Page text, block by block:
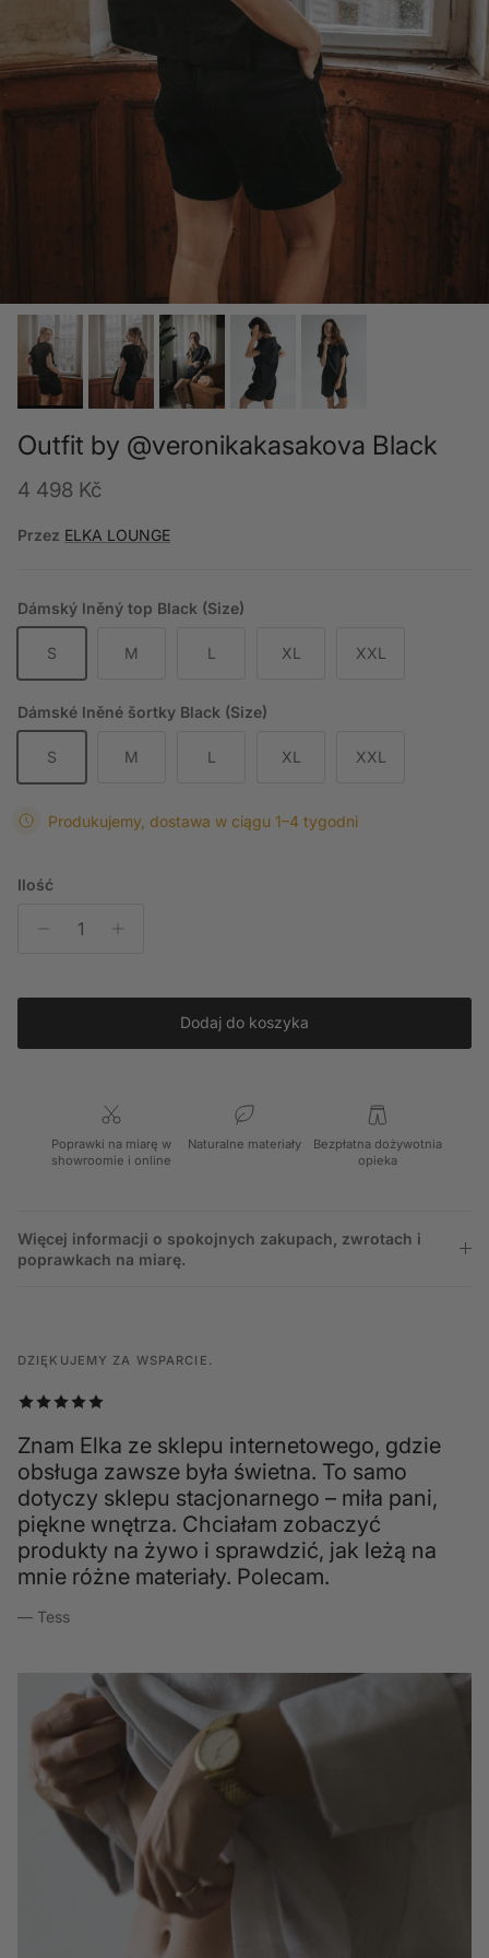
Outfit by @veronikakasakova Black
Cena regularna
4 498 Kč
Przez ELKA LOUNGE
Dámský lněný top Black (Size)
S M L XL XXL
Dámské lněné šortky Black (Size)
S M L XL XXL
Produkujemy, dostawa w ciągu 1–4 tygodni
Ilość
Dodaj do koszyka
Poprawki na miarę w
showroomie i online
Naturalne materiały
Bezpłatna dożywotnia
opieka
Więcej informacji o spokojnych zakupach, zwrotach i
poprawkach na miarę.
DZIĘKUJEMY ZA WSPARCIE.
Znam Elka ze sklepu internetowego, gdzie
obsługa zawsze była świetna. To samo
dotyczy sklepu stacjonarnego – miła pani,
piękne wnętrza. Chciałam zobaczyć
produkty na żywo i sprawdzić, jak leżą na
mnie różne materiały. Polecam.
— Tess